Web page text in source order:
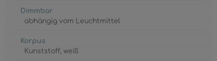
Dimmbar
abhängig vom Leuchtmittel
Korpus
Kunststoff, weiß